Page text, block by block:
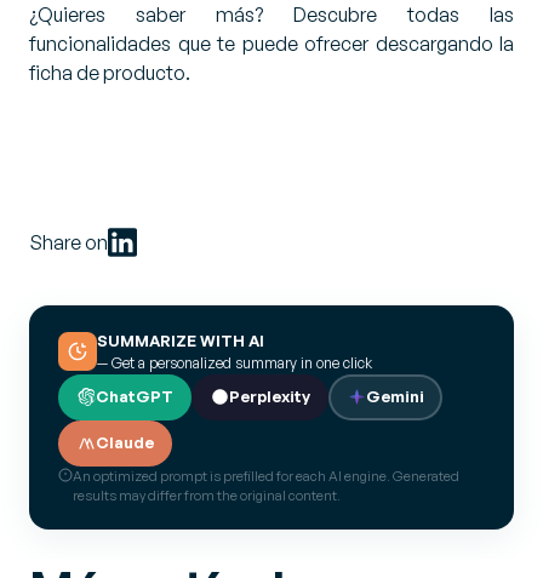
¿Quieres saber más? Descubre todas las
funcionalidades que te puede ofrecer descargando la
ficha de producto.
Share on
SUMMARIZE WITH AI
— Get a personalized summary in one click
ChatGPT Perplexity Gemini
Claude
An optimized prompt is prefilled for each AI engine. Generated
results may differ from the original content.